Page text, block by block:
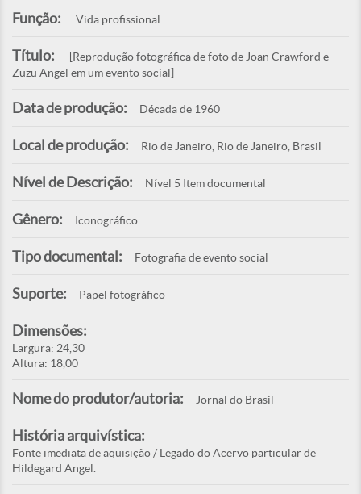
Função: Vida profissional
Título:
[Reprodução fotográfica de foto de Joan Crawford e
Zuzu Angel em um evento social]
Data de produção: Década de 1960
Local de produção: Rio de Janeiro, Rio de Janeiro, Brasil
Nível de Descrição: Nível 5 Item documental
Gênero: Iconográfico
Tipo documental: Fotografia de evento social
Suporte: Papel fotográfico
Dimensões:
Largura: 24,30
Altura: 18,00
Nome do produtor/autoria: Jornal do Brasil
História arquivística:
Fonte imediata de aquisição / Legado do Acervo particular de
Hildegard Angel.